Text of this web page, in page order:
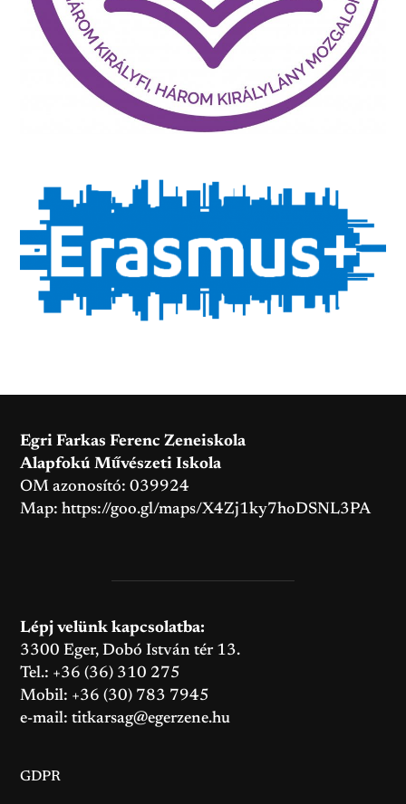
Egri Farkas Ferenc Zeneiskola
Alapfokú Művészeti Iskola
OM azonosító: 039924
Map:https://goo.gl/maps/X4Zj1ky7hoDSNL3PA
Lépj velünk kapcsolatba:
3300 Eger, Dobó István tér 13.
Tel.: +36 (36) 310 275
Mobil: +36 (30) 783 7945
e-mail:titkarsag@egerzene.hu
GDPR